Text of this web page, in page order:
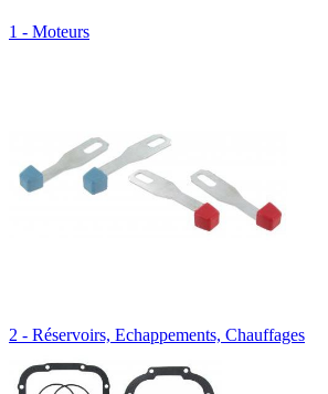
1 - Moteurs
2 - Réservoirs, Echappements, Chauffages